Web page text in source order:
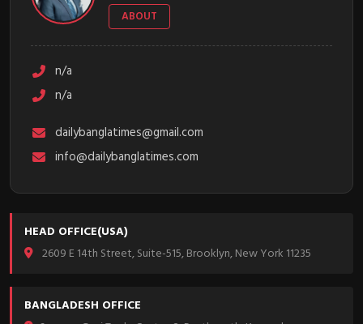
ABOUT
n/a
n/a
dailybanglatimes@gmail.com
info@dailybanglatimes.com
HEAD OFFICE(USA)
2609 E 14th Street, Suite-515, Brooklyn, New York 11235
BANGLADESH OFFICE